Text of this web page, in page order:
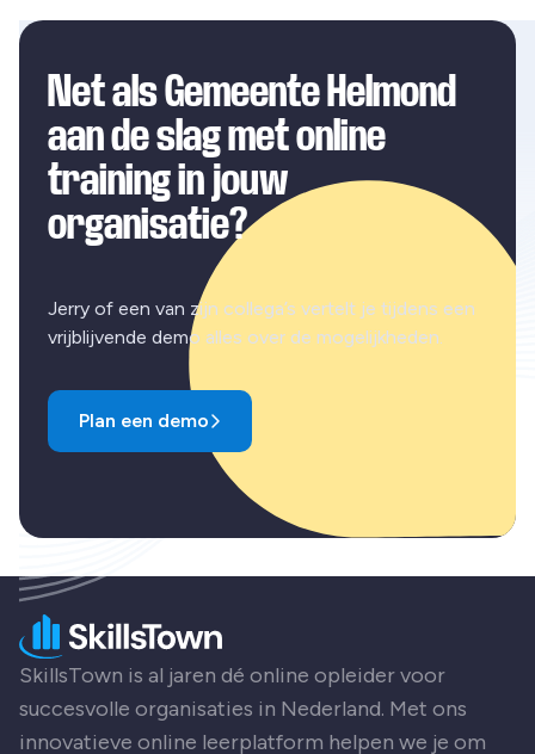
Net als Gemeente Helmond
aan de slag met online
training in jouw
organisatie?
Jerry of een van zijn collega’s vertelt je tijdens een
vrijblijvende demo alles over de mogelijkheden.
Plan een demo
SkillsTown is al jaren dé online opleider voor
succesvolle organisaties in Nederland. Met ons
innovatieve online leerplatform helpen we je om